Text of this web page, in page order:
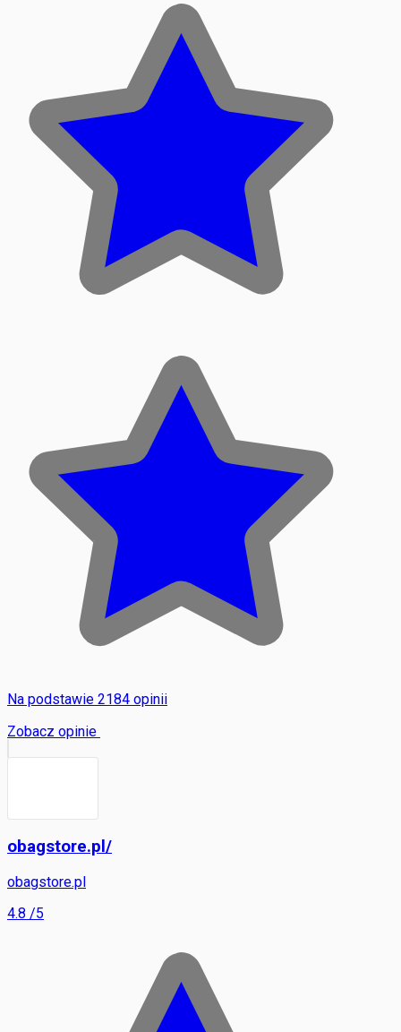
Na podstawie 2184 opinii
Zobacz opinie
obagstore.pl/
obagstore.pl
4.8 /5